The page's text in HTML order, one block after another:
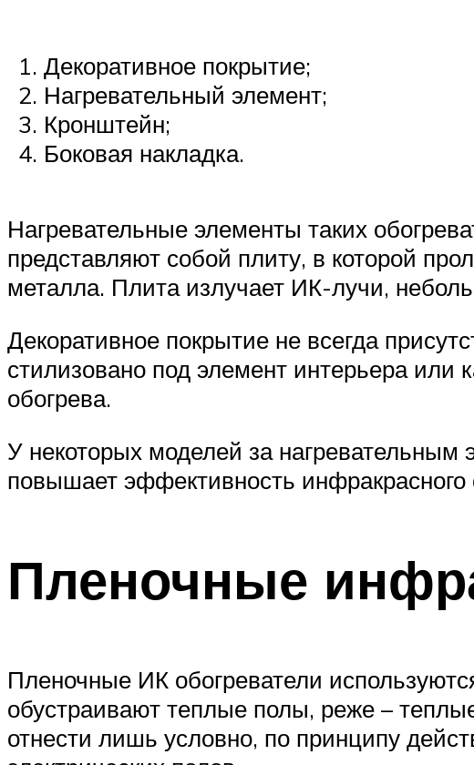
Декоративное покрытие;
Нагревательный элемент;
Кронштейн;
Боковая накладка.
Нагревательные элементы таких
представляют собой плиту, в которой
металла. Плита излучает ИК-лучи,
Декоративное покрытие не всегда
стилизовано под элемент интерьера или
обогрева.
У некоторых моделей за нагревательным
повышает эффективность инфракрасного
Пленочные
Пленочные ИК обогреватели
обустраивают теплые полы, реже –
отнести лишь условно, по принципу